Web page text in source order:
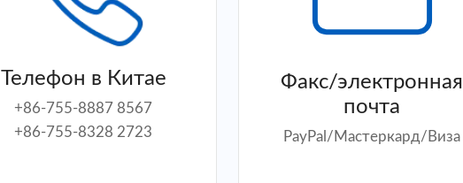
Телефон в Китае
+86-755-8887 8567
+86-755-8328 2723
Факс/электронная
почта
PayPal/Мастеркард/Виза